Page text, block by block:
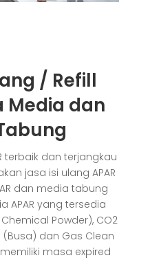
/ Refill
Media dan
terbaik dan terjangkau
jasa isi ulang APAR
dan media tabung
APAR yang tersedia
Powder), CO2
dan Gas Clean
masa expired